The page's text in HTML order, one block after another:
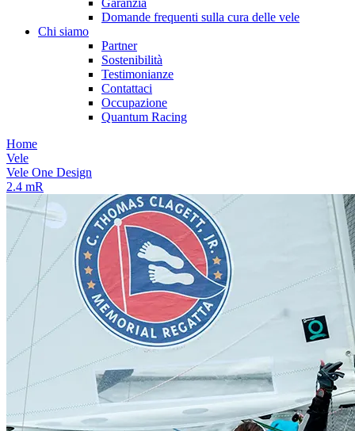
Garanzia
Domande frequenti sulla cura delle vele
Chi siamo
Partner
Sostenibilità
Testimonianze
Contattaci
Occupazione
Quantum Racing
Home
Vele
Vele One Design
2.4 mR